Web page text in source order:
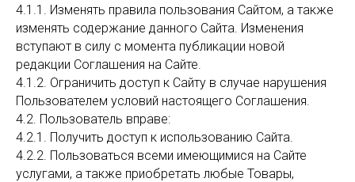
4.1.1. Изменять правила пользования Сайтом, а также
изменять содержание данного Сайта. Изменения
вступают в силу с момента публикации новой
редакции Соглашения на Сайте.
4.1.2. Ограничить доступ к Сайту в случае нарушения
Пользователем условий настоящего Соглашения.
4.2. Пользователь вправе:
4.2.1. Получить доступ к использованию Сайта.
4.2.2. Пользоваться всеми имеющимися на Сайте
услугами, а также приобретать любые Товары,